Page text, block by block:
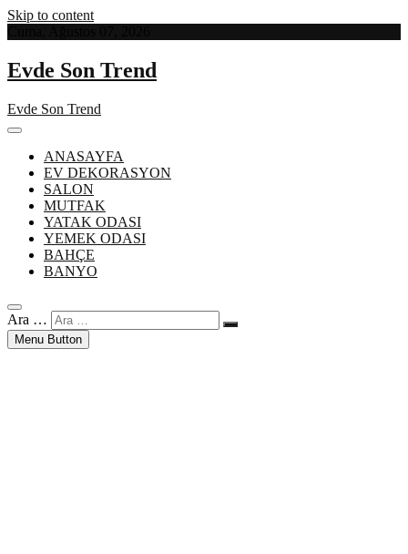
Skip to content
Evde Son Trend
Evde Son Trend
ANASAYFA
EV DEKORASYON
SALON
MUTFAK
YATAK ODASI
YEMEK ODASI
BAHÇE
BANYO
Ara …
Menu Button